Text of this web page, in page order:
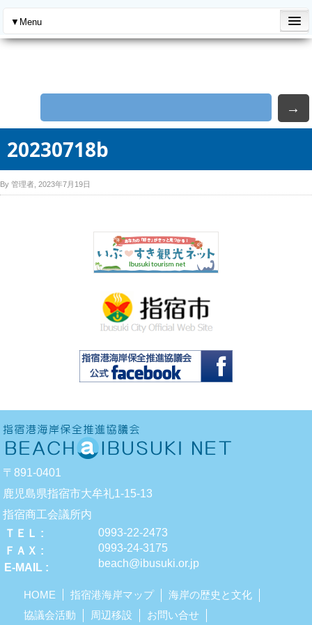
→
20230718b
By 管理者, 2023年7月19日
〒891-0401
鹿児島県指宿市大牟礼1-15-13
指宿商工会議所内
ＴＥＬ
0993-22-2473
ＦＡＸ
0993-24-3175
E-MAIL
beach@ibusuki.or.jp
HOME 指宿港海岸マップ
海岸の歴史と文化
協議会活動
周辺移設 お問い合せ